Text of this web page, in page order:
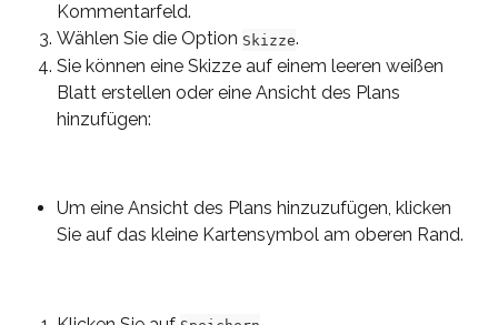
Kommentarfeld.
Wählen Sie die Option Skizze.
Sie können eine Skizze auf einem leeren weißen
Blatt erstellen oder eine Ansicht des Plans
hinzufügen:
Um eine Ansicht des Plans hinzuzufügen, klicken
Sie auf das kleine Kartensymbol am oberen Rand.